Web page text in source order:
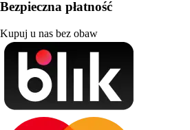
Bezpieczna płatność
Kupuj u nas bez obaw